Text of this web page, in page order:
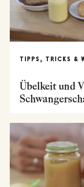
TIPPS, TRICKS &
Übelkeit und